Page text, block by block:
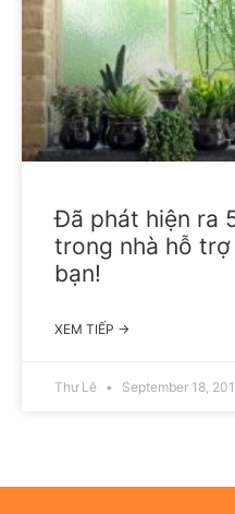
Đã phát hiện ra
trong nhà hỗ
bạn!
XEM TIẾP →
Thư Lê September 18,